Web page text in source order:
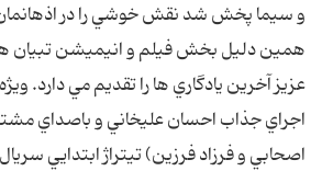
و سيما پخش شد نقش خوشي را در اذهانمان
همين دليل بخش فيلم و انيميشن تبيان
اجراي جذاب احسان عليخاني و باصداي
اصحابي و فرزاد فرزين) تيتراژ ابتدايي